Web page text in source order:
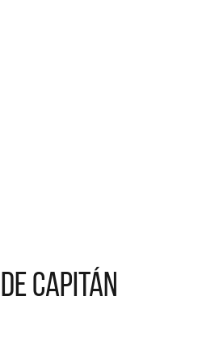
Capitán